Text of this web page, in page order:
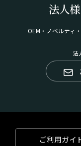
法人
OEM・ノベルティ
法
ご利用ガイ